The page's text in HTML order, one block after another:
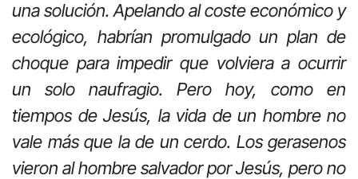
una solución. Apelando al coste económico y
ecológico, habrían promulgado un plan de
choque para impedir que volviera a ocurrir
un solo naufragio. Pero hoy, como en
tiempos de Jesús, la vida de un hombre no
vale más que la de un cerdo. Los gerasenos
vieron al hombre salvador por Jesús, pero no